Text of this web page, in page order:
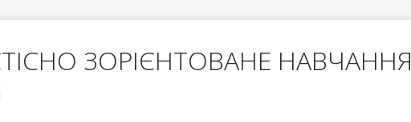
ЗОРІЄНТОВАНЕ НАВЧАННЯ